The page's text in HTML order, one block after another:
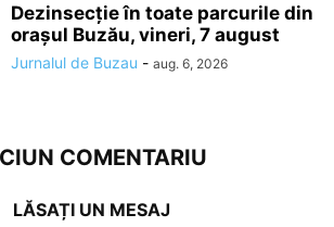
Dezinsecție în toate parcurile din
orașul Buzău, vineri, 7 august
Jurnalul de Buzau - aug. 6, 2026
COMENTARIU
LĂSAȚI UN MESAJ